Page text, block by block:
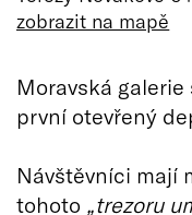
zobrazit na mapě
Moravská
první otevřený
Návštěvníci mají
tohoto „trezoru